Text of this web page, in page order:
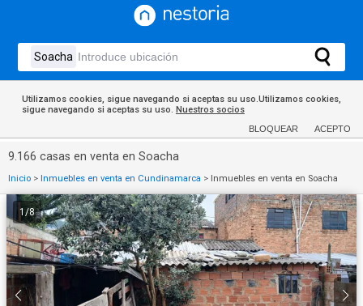
Utilizamos cookies, sigue navegando si aceptas su uso.Utilizamos cookies,
sigue navegando si aceptas su uso. Nuestros socios
BLOQUEAR ACEPTO
9.166 casas en venta en Soacha
Inicio > Inmuebles en venta en Cundinamarca > Inmuebles en venta en Soacha
1/8